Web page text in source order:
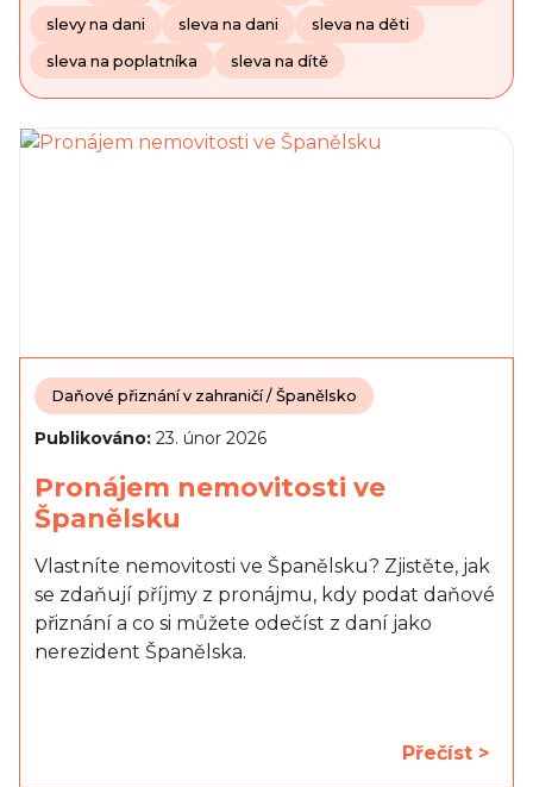
slevy na dani sleva na dani sleva na děti
sleva na poplatníka sleva na dítě
Daňové přiznání v zahraničí / Španělsko
Publikováno: 23. únor 2026
Pronájem nemovitosti ve
Španělsku
Vlastníte nemovitosti ve Španělsku? Zjistěte, jak
se zdaňují příjmy z pronájmu, kdy podat daňové
přiznání a co si můžete odečíst z daní jako
nerezident Španělska.
Přečíst >